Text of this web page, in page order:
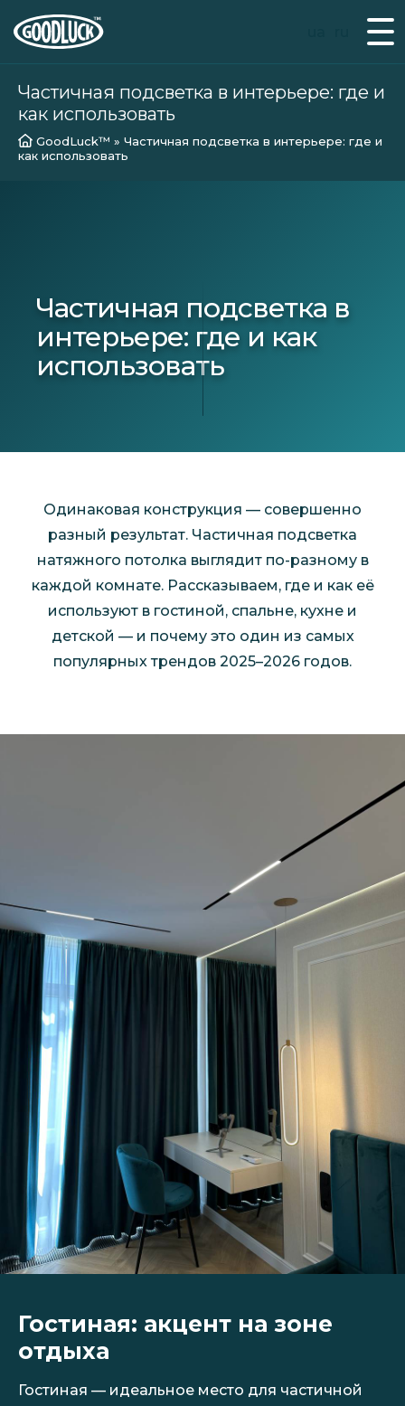
Частичная подсветка в интерьере: где и
как использовать
GoodLuck™ » Частичная подсветка в интерьере: где и
как использовать
Частичная подсветка в
интерьере: где и как
использовать
Одинаковая конструкция — совершенно
разный результат. Частичная подсветка
натяжного потолка выглядит по-разному в
каждой комнате. Рассказываем, где и как её
используют в гостиной, спальне, кухне и
детской — и почему это один из самых
популярных трендов 2025–2026 годов.
Гостиная: акцент на зоне
отдыха
Гостиная — идеальное место для частичной